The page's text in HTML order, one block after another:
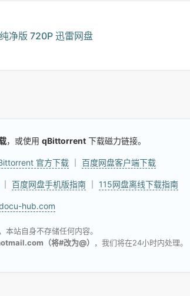
净版 720P 迅雷网盘
，或使用 qBittorrent 下载磁力链接。
官方下载 百度网盘客户端下载
百度网盘手机版指南 115网盘离线下载指南
hub.com
站自身不存储任何内容。
（将#改为@） ，我们将在24小时内处理。